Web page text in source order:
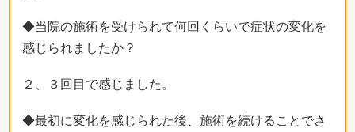
◆当院の施術を受けられて何回くらいで症状の変化を
感じられましたか？
２、３回目で感じました。
◆最初に変化を感じられた後、施術を続けることでさ